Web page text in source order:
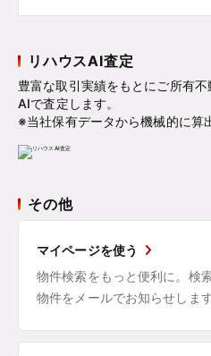
リハウスAI査定
豊富な取引実績をもとにご所有
AIで査定します。
※当社保有データから機械的に算
その他
マイページを使う
物件検索をもっと便利に。検
物件をメールでお知らせします